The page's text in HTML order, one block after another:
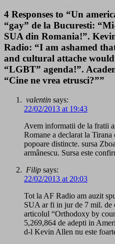
4 Responses to “Un
“gay” de la Bucuresti:
SUA din Romania!”.
Radio: “I am ashamed
and cultural attache
“LGBT” agenda!”.
“Cine ne vrea etrusci?””
valentin says:
22/02/2013 at 19:43
Avem informatii de la fratii
Romane a declarat la
popoare distincte. sursa
armânescu. Sursa este
Filip says:
22/02/2013 at 20:03
Tot la AF Radio am auzit
SUA ar fi in jur de 7 mil. de
articolul “Orthodoxy by
5,269,864 de adepti in
d-l Kevin Allen nu este